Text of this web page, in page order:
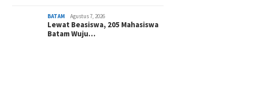
BATAM Agustus 7, 2026
Lewat Beasiswa, 205 Mahasiswa
Batam Wuju…